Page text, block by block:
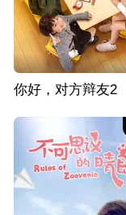
你好，对方辩友2